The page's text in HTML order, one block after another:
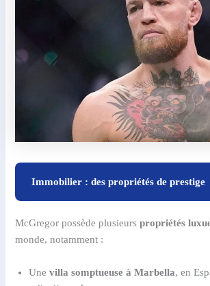
Immobilier : des propriétés de prestige
McGregor possède plusieurspropriétés
monde, notamment :
Unevilla somptueuse à Marbella, en